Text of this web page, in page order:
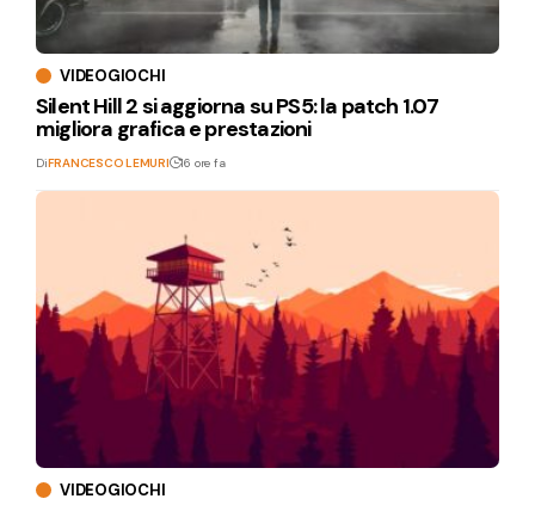
VIDEOGIOCHI
Silent Hill 2 si aggiorna su PS5: la patch 1.07
migliora grafica e prestazioni
DiFRANCESCO LEMURI 16 ore fa
VIDEOGIOCHI